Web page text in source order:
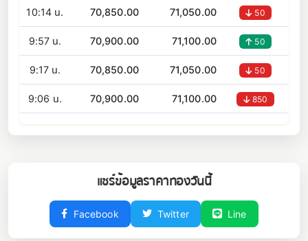
10:14 น. 70,850.00 71,050.00 50
9:57 น. 70,900.00 71,100.00 50
9:17 น. 70,850.00 71,050.00 50
9:06 น. 70,900.00 71,100.00 850
แชร์ข้อมูลราคาทองวันนี้
Facebook Twitter Line